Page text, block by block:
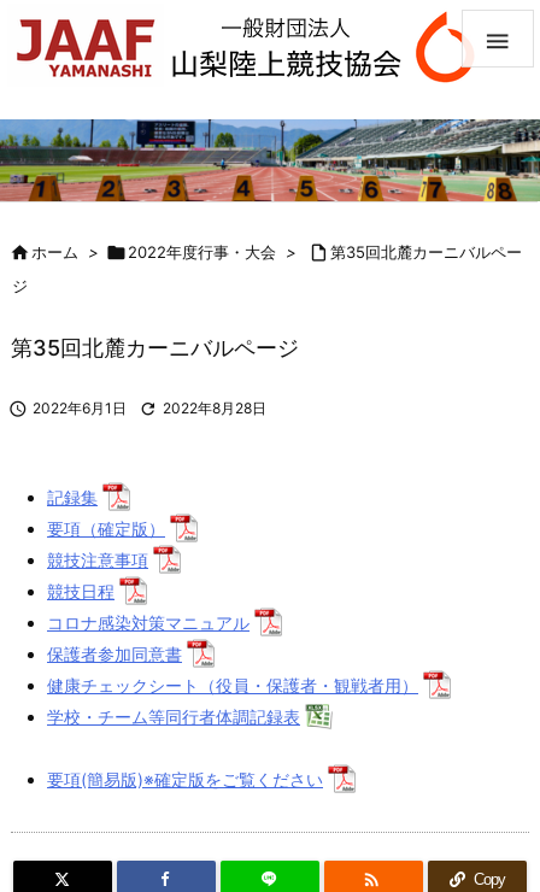

ホーム > 2022年度行事・大会 >  第35回北麓カーニバルペー
ジ
第35回北麓カーニバルページ
 2022年6月1日  2022年8月28日
記録集
要項（確定版）
競技注意事項
競技日程
コロナ感染対策マニュアル
保護者参加同意書
健康チェックシート（役員・保護者・観戦者用）
学校・チーム等同行者体調記録表
要項(簡易版)※確定版をご覧ください
 Copy